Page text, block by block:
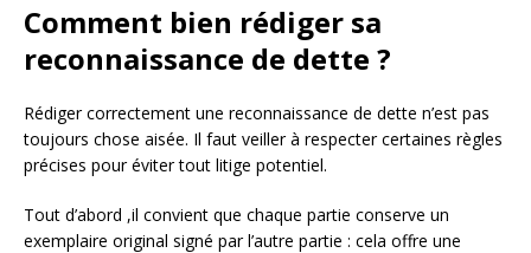
Comment bien rédiger sa
reconnaissance de dette ?
Rédiger correctement une reconnaissance de dette n’est pas
toujours chose aisée. Il faut veiller à respecter certaines règles
précises pour éviter tout litige potentiel.
Tout d’abord ,il convient que chaque partie conserve un
exemplaire original signé par l’autre partie : cela offre une